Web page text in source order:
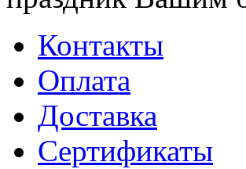
Контакты
Оплата
Доставка
Сертификаты